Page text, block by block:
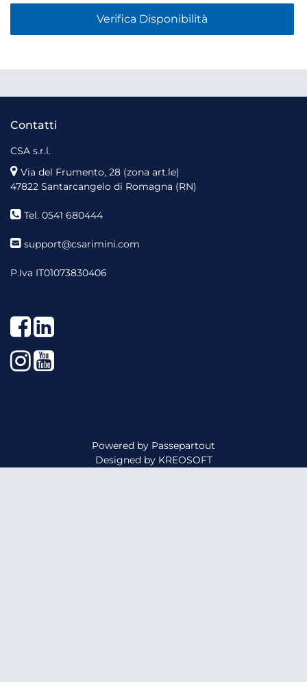
Verifica Disponibilità
Contatti
CSA s.r.l.
Via del Frumento, 28 (zona art.le)
47822 Santarcangelo di Romagna (RN)
Tel. 0541 680444
support@csarimini.com
P.Iva IT01073830406
Facebook
LinkedIn
Instagram
YouTube
Powered by Passepartout
Designed by KREOSOFT